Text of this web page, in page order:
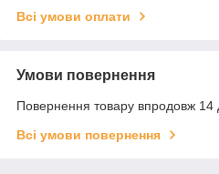
Всі умови оплати
Умови повернення
Повернення товару впродовж 14
Всі умови повернення